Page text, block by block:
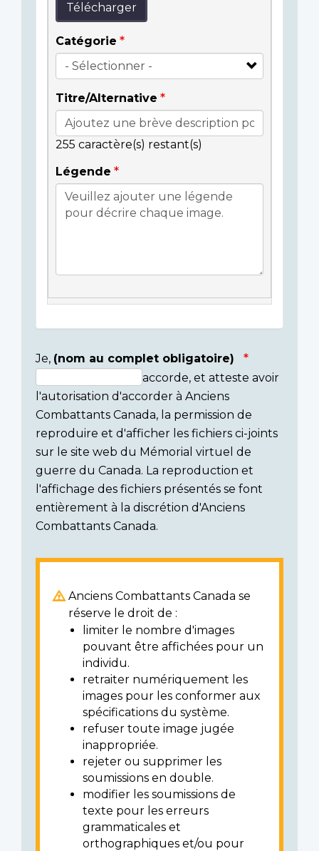
Télécharger
Catégorie
Titre/Alternative
255 caractère(s) restant(s)
Légende
Consent
section
Je, (nom au complet obligatoire)
accorde, et atteste avoir
l'autorisation d'accorder à Anciens
Combattants Canada, la permission de
reproduire et d'afficher les fichiers ci-joints
sur le site web du Mémorial virtuel de
guerre du Canada. La reproduction et
l'affichage des fichiers présentés se font
entièrement à la discrétion d'Anciens
Combattants Canada.
Anciens Combattants Canada se
réserve le droit de :
limiter le nombre d'images
pouvant être affichées pour un
individu.
retraiter numériquement les
images pour les conformer aux
spécifications du système.
refuser toute image jugée
inappropriée.
rejeter ou supprimer les
soumissions en double.
modifier les soumissions de
texte pour les erreurs
grammaticales et
orthographiques et/ou pour